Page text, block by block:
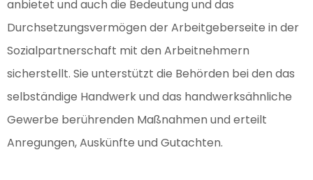
anbietet und auch die Bedeutung und das
Durchsetzungsvermögen der Arbeitgeberseite in der
Sozialpartnerschaft mit den Arbeitnehmern
sicherstellt. Sie unterstützt die Behörden bei den das
selbständige Handwerk und das handwerksähnliche
Gewerbe berührenden Maßnahmen und erteilt
Anregungen, Auskünfte und Gutachten.